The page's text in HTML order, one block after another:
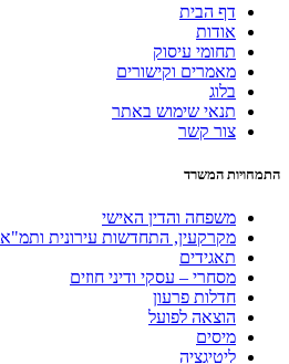
דף הבית
אודות
תחומי עיסוק
מאמרים וקישורים
בלוג
תנאי שימוש באתר
צור קשר
התמחויות המשרד
משפחה והדין האישי
מקרקעין, התחדשות עירונית ותמ"א 38
תאגידים
מסחרי – עסקי ודיני חוזים
חדלות פרעון
הוצאה לפועל
מיסים
ליטיגציה